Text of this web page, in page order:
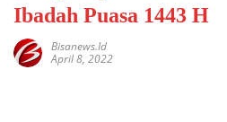
Ibadah Puasa 1443 H
Bisanews.id
April 8, 2022